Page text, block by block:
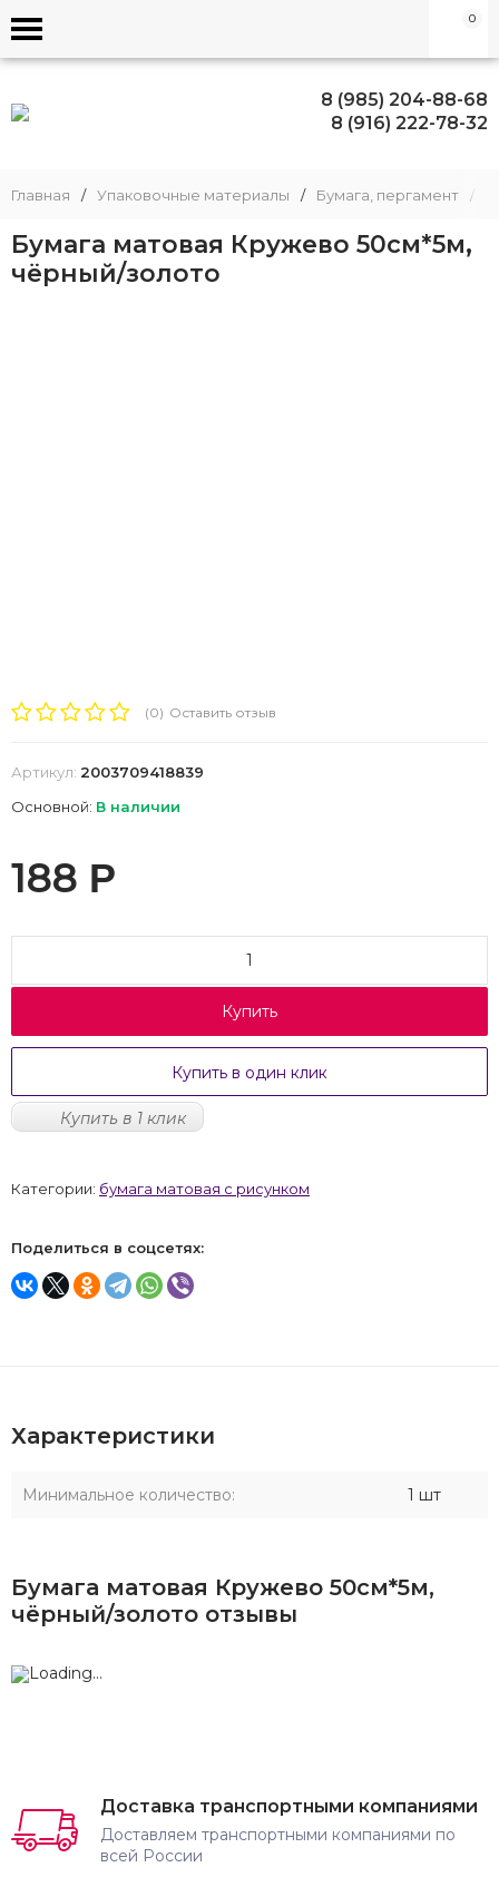
0
8 (985) 204-88-68
8 (916) 222-78-32
Главная / Упаковочные материалы / Бумага, пергамент /
Бумага матовая Кружево 50см*5м,
чёрный/золото
(0) Оставить отзыв
Артикул: 2003709418839
Основной: В наличии
188 Р
Купить
Купить в один клик
Купить в 1 клик
Категории: бумага матовая с рисунком
Поделиться в соцсетях:
Характеристики
Минимальное количество: 1 шт
Бумага матовая Кружево 50см*5м,
чёрный/золото отзывы
Доставка транспортными компаниями
Доставляем транспортными компаниями по
всей России